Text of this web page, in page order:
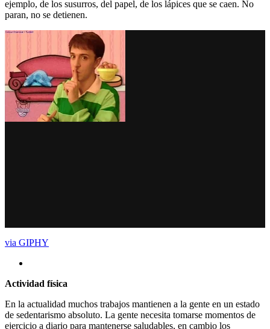
ejemplo, de los susurros, del papel, de los lápices que se caen. No
paran, no se detienen.
via GIPHY
Actividad física
En la actualidad muchos trabajos mantienen a la gente en un estado
de sedentarismo absoluto. La gente necesita tomarse momentos de
ejercicio a diario para mantenerse saludables, en cambio los